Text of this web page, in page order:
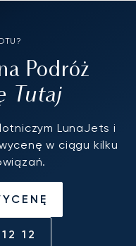
Podróż
Tutaj
LunaJets i
w ciągu kilku
12